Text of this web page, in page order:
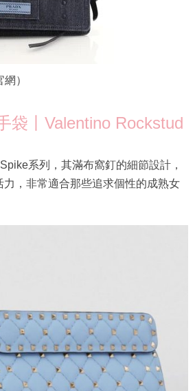
）
袋丨Valentino Rockstud
系列，其滿布窩釘的細節設計，
力，非常適合那些追求個性的成熟女